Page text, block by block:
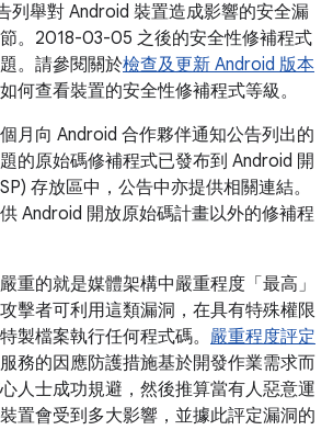
列舉對 Android 裝置造成影響的安全漏
。2018-03-05 之後的安全性修補程式
。請參閱關於檢查及更新 Android 版本
何查看裝置的安全性修補程式等級。
月向 Android 合作夥伴通知公告列出的
的原始碼修補程式已發布到 Android 開
存放區中，公告中亦提供相關連結。
Android 開放原始碼計畫以外的修補程
重的就是媒體架構中嚴重程度「最高」
擊者可利用這類漏洞，在具有特殊權限
製檔案執行任何程式碼。 嚴重程度評定
務的因應防護措施基於開發作業需求而
人士成功規避，然後推算當有人惡意運
置會受到多大影響，並據此評定漏洞的